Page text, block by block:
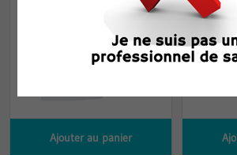
Ajouter au panier